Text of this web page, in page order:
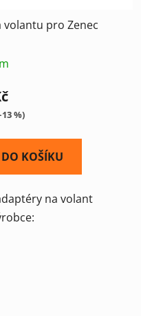
pro Zenec
%)
DO KOŠÍKU
na volant